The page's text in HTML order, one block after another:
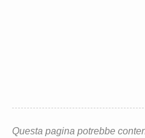
Questa pagina potrebbe